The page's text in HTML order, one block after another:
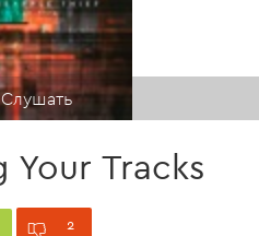
Слушать
Your Tracks
2